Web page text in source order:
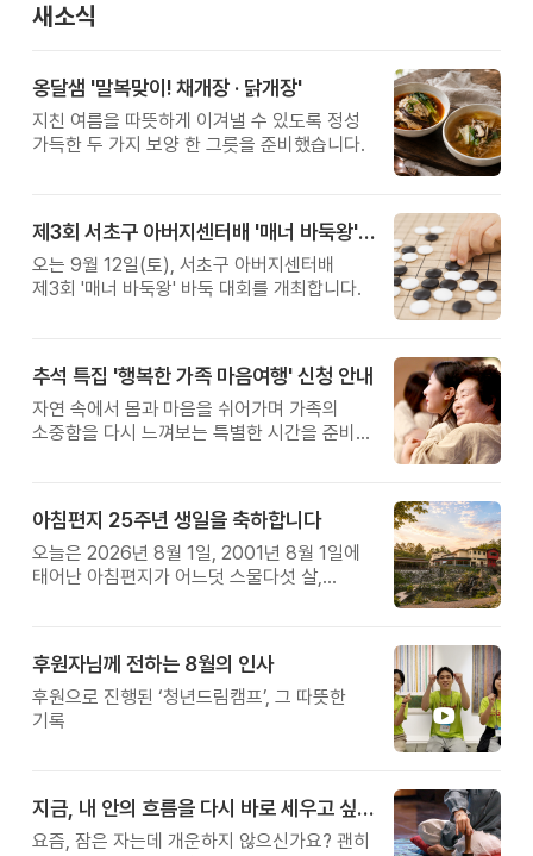
새소식
옹달샘 '말복맞이! 채개장 · 닭개장'
지친 여름을 따뜻하게 이겨낼 수 있도록 정성
가득한 두 가지 보양 한 그릇을 준비했습니다.
제3회 서초구 아버지센터배 '매너 바둑왕' 대회
오는 9월 12일(토), 서초구 아버지센터배
제3회 '매너 바둑왕' 바둑 대회를 개최합니다.
추석 특집 '행복한 가족 마음여행' 신청 안내
자연 속에서 몸과 마음을 쉬어가며 가족의
소중함을 다시 느껴보는 특별한 시간을 준비해
아침편지 25주년 생일을 축하합니다
오늘은 2026년 8월 1일, 2001년 8월 1일에
태어난 아침편지가 어느덧 스물다섯 살,
후원자님께 전하는 8월의 인사
후원으로 진행된 ‘청년드림캠프’, 그 따뜻한
기록
지금, 내 안의 흐름을 다시 바로 세우고 싶다면
요즘, 잠은 자는데 개운하지 않으신가요? 괜히